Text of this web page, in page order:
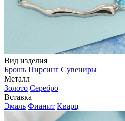
Вид изделия
Брошь Пирсинг Сувениры
Металл
Золото Серебро
Вставка
Эмаль Фианит Кварц